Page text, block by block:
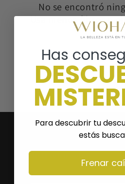
No se encontró
Usa menos filtros o
Contacta con nosotros
Preguntas frecuentes
Has
Para descubrir tu
estás
Frenar